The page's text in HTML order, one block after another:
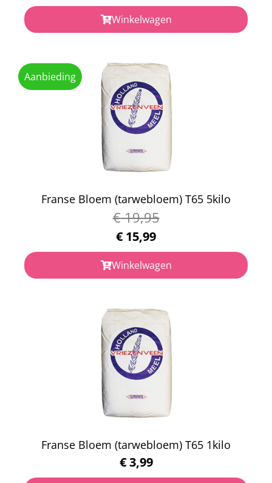
Winkelwagen
Aanbieding
Franse Bloem (tarwebloem) T65 5kilo
€19,95
€ 15,99
Winkelwagen
Franse Bloem (tarwebloem) T65 1kilo
€3,99